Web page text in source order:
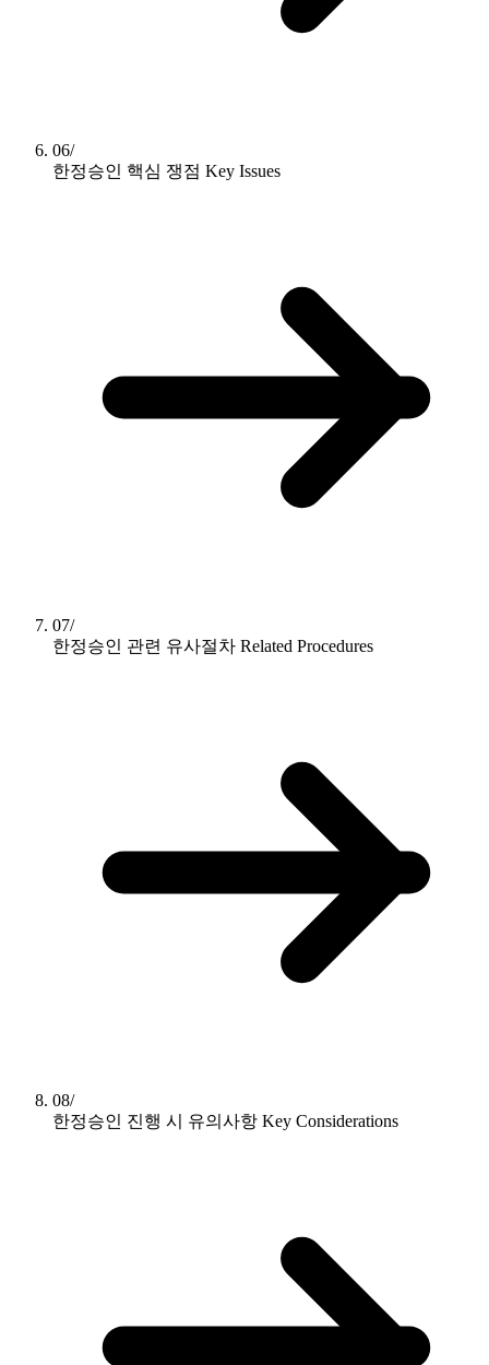
06/
한정승인 핵심 쟁점 Key Issues
07/
한정승인 관련 유사절차 Related Procedures
08/
한정승인 진행 시 유의사항 Key Considerations